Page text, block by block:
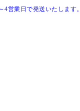
4営業日で発送いたします。